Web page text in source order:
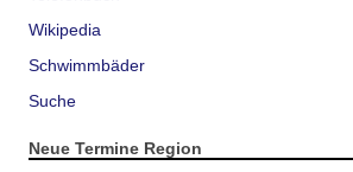
Wikipedia
Schwimmbäder
Suche
Neue Termine Region